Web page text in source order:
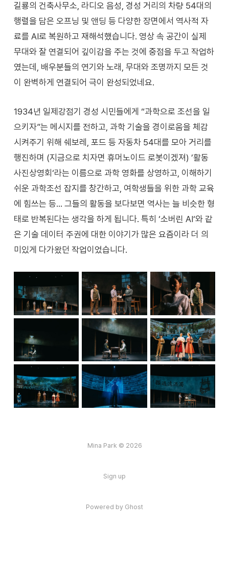
길룡의 건축사무소, 라디오 음성, 경성 거리의 차량 54대의
행렬을 담은 오프닝 및 앤딩 등 다양한 장면에서 역사적 자
료를 AI로 복원하고 재해석했습니다. 영상 속 공간이 실제
무대와 잘 연결되어 깊이감을 주는 것에 중점을 두고 작업하
였는데, 배우분들의 연기와 노래, 무대와 조명까지 모든 것
이 완벽하게 연결되어 극이 완성되었네요.
1934년 일제강점기 경성 시민들에게 “과학으로 조선을 일
으키자”는 메시지를 전하고, 과학 기술을 경이로움을 체감
시켜주기 위해 쉐보레, 포드 등 자동차 54대를 모아 거리를
행진하며 (지금으로 치자면 휴머노이드 로봇이겠져) ’활동
사진상영회‘라는 이름으로 과학 영화를 상영하고, 이해하기
쉬운 과학조선 잡지를 창간하고, 여학생들을 위한 과학 교육
에 힘쓰는 등… 그들의 활동을 보다보면 역사는 늘 비슷한 형
태로 반복된다는 생각을 하게 됩니다. 특히 ‘소버린 AI‘와 같
은 기술 데이터 주권에 대한 이야기가 많은 요즘이라 더 의
미있게 다가왔던 작업이었습니다.
Mina Park © 2026
Sign up
Powered by Ghost